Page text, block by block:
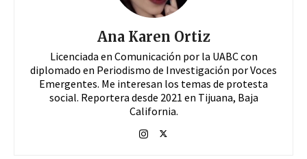
Ana Karen Ortiz
Licenciada en Comunicación por la UABC con
diplomado en Periodismo de Investigación por Voces
Emergentes. Me interesan los temas de protesta
social. Reportera desde 2021 en Tijuana, Baja
California.